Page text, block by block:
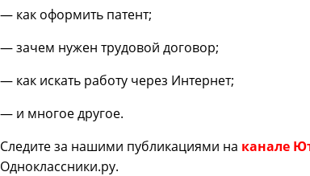
— как оформить патент;
— зачем нужен трудовой договор;
— как искать работу через Интернет;
— и многое другое.
Следите за нашими публикациями на канале
Одноклассники.ру.